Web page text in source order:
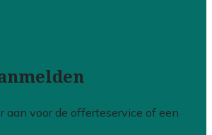
aan voor de offerteservice of een